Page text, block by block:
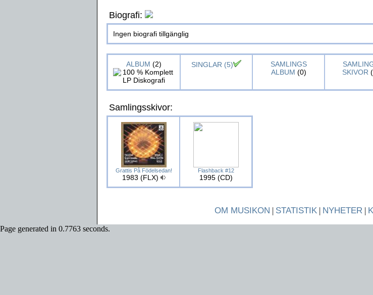
Biografi:
Ingen biografi tillgänglig
ALBUM (2) SINGLAR (5)
SAMLINGS
ALBUM (0)
SKIVOR
Samlingsskivor:
Grattis På Födelsedan!
1983 (FLX)
Flashback #12
1995 (CD)
OM MUSIKON | STATISTIK| NYHETER|
Page generated in 0.7763 seconds.